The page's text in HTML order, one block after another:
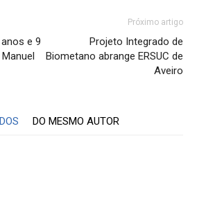
e 9
Próximo artigo
Projeto Integrado de
Biometano abrange ERSUC de
Aveiro
DO MESMO AUTOR